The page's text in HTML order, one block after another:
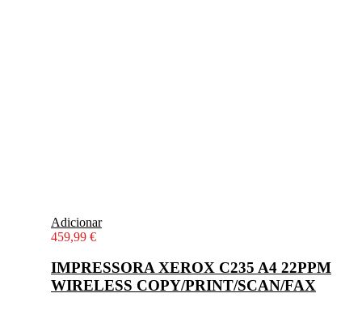
Adicionar
459,99 €
IMPRESSORA XEROX C235 A4 22PPM
WIRELESS COPY/PRINT/SCAN/FAX